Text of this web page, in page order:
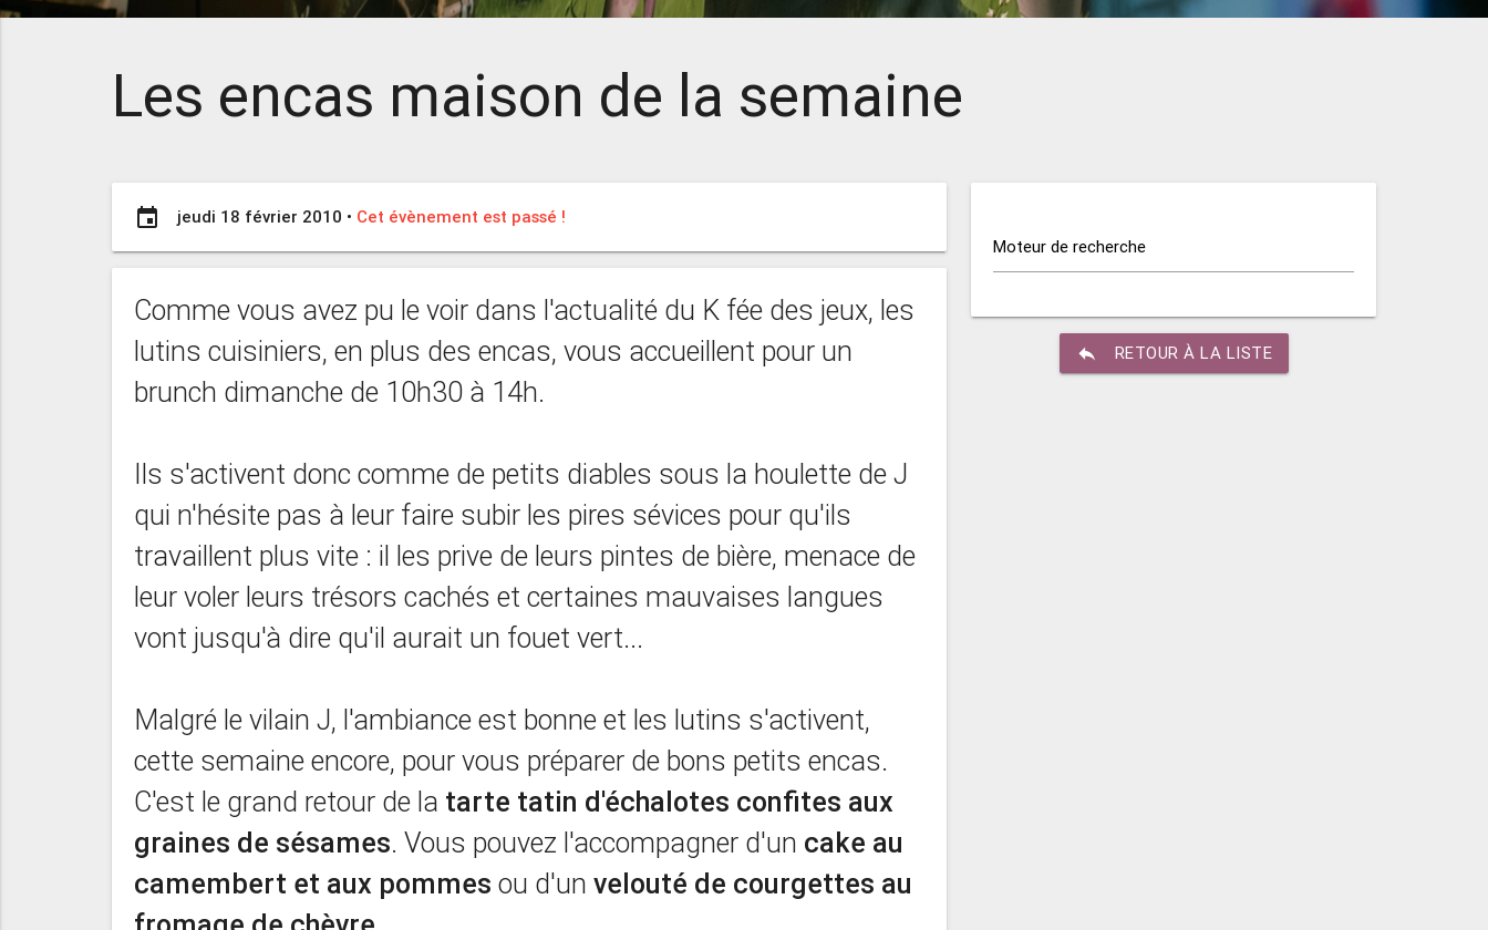
Les encas maison de la semaine
event jeudi 18 février 2010 • Cet évènement est passé !
Comme vous avez pu le voir dans l'actualité du K fée des jeux, les
lutins cuisiniers, en plus des encas, vous accueillent pour un
brunch dimanche de 10h30 à 14h.
Ils s'activent donc comme de petits diables sous la houlette de J
qui n'hésite pas à leur faire subir les pires sévices pour qu'ils
travaillent plus vite : il les prive de leurs pintes de bière, menace de
leur voler leurs trésors cachés et certaines mauvaises langues
vont jusqu'à dire qu'il aurait un fouet vert...
Malgré le vilain J, l'ambiance est bonne et les lutins s'activent,
cette semaine encore, pour vous préparer de bons petits encas.
C'est le grand retour de la tarte tatin d'échalotes confites aux
graines de sésames. Vous pouvez l'accompagner d'un cake au
camembert et aux pommes ou d'un velouté de courgettes au
Moteur de recherche
reply RETOUR À LA LISTE